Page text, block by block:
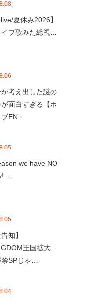
夏休み2026】
ブ歌みた総視…
が考え出した謎の
面白すぎる【ホ
EN…
we have NO
知】
王国拡大！
SPじゃ…